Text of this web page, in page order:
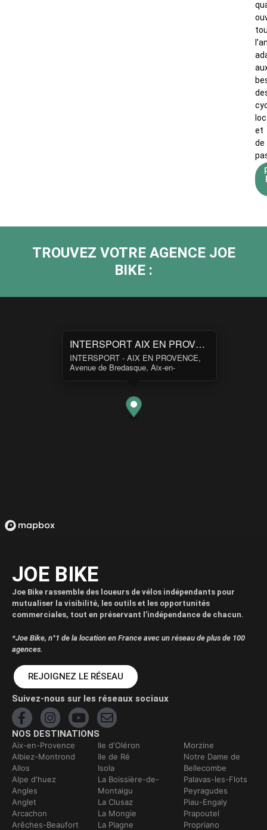
et
de
TROUVEZ VOTRE AGENCE JOE
BIKE :
INTERSPORT AIX EN PROVENCE
INTERSPORT - AIX EN PROVENCE,
Avenue de Bredasque, Aix-en-
JOE BIKE
Joe Bike rassemble des loueurs de vélos indépendants pour
mutualiser la visibilité, les outils et les opportunités
commerciales, tout en préservant l’indépendance de chacun.
*Joe Bike, n°1 de la location en France avec un réseau de plus de 100
agences.
REJOIGNEZ LE RÉSEAU
Suivez-nous sur les réseaux sociaux
NOS DESTINATIONS
Aix-en-Provence
Albiez-Montrond
Allos
Alpe d'huez
Angles
Anglet
Arcachon
Arêches-Beaufort
Ile d'Oléron
Ile de Ré
Isola
La Boissière-de-
Montaigu
La Clusaz
La Mongie
La Plagne
Morzine
Notre Dame de
Bellecombe
Palavas-les-Flots
Peyragudes
Piau-Engaly
Prapoutel
Propriano